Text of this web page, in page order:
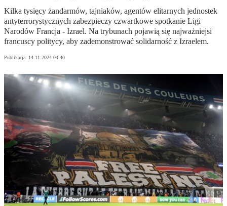
Kilka tysięcy żandarmów, tajniaków, agentów elitarnych jednostek
antyterrorystycznych zabezpieczy czwartkowe spotkanie Ligi
Narodów Francja - Izrael. Na trybunach pojawią się najważniejsi
francuscy politycy, aby zademonstrować solidarność z Izraelem.
Publikacja: 14.11.2024 04:40